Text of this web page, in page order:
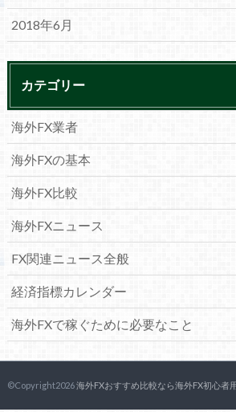
2018年6月
カテゴリー
海外FX業者
海外FXの基本
海外FX比較
海外FXニュース
FX関連ニュース全般
経済指標カレンダー
海外FXで稼ぐために必要なこと
©Copyright2026海外FXおすすめ比較なら海外FX初心者